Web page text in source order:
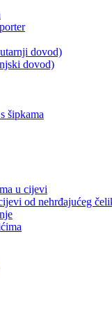
dovod)
dovod)
šipkama
u cijevi
od nehrđajućeg